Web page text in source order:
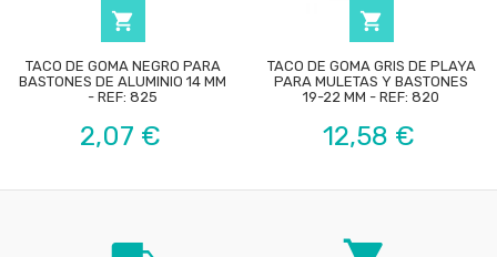

TACO DE GOMA NEGRO PARA
BASTONES DE ALUMINIO 14 MM
- REF: 825
Precio
2,07 €

TACO DE GOMA GRIS DE PLAYA
PARA MULETAS Y BASTONES
19-22 MM - REF: 820
Precio
12,58 €